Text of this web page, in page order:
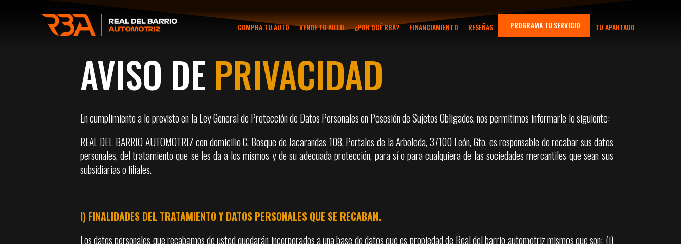
COMPRA TU AUTO VENDE TU AUTO ¿POR QUÉ RBA? FINANCIAMIENTO RESEÑAS PROGRAMA TU SERVICIO TU APARTADO
AVISO DE PRIVACIDAD
En cumplimiento a lo previsto en la Ley General de Protección de Datos Personales en Posesión de Sujetos Obligados, nos permitimos informarle lo siguiente:
REAL DEL BARRIO AUTOMOTRIZ con domicilio C. Bosque de Jacarandas 108, Portales de la Arboleda, 37100 León, Gto. es responsable de recabar sus datos
personales, del tratamiento que se les da a los mismos y de su adecuada protección, para sí o para cualquiera de las sociedades mercantiles que sean sus
subsidiarias o filiales.
I) FINALIDADES DEL TRATAMIENTO Y DATOS PERSONALES QUE SE RECABAN.
Los datos personales que recabamos de usted quedarán incorporados a una base de datos que es propiedad de Real del barrio automotriz mismos que son: (i)